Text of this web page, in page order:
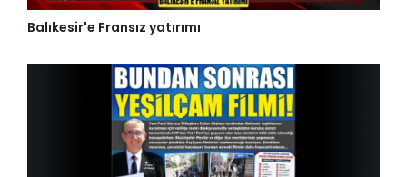
Balıkesir'e Fransız yatırımı